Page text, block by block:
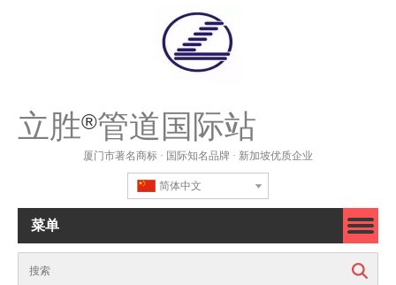
立胜®管道国际站
厦门市著名商标 · 国际知名品牌 · 新加坡优质企业
简体中文
菜单